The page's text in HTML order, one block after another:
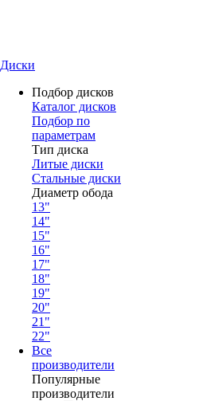
Диски
Подбор дисков
Каталог дисков
Подбор по
параметрам
Тип диска
Литые диски
Стальные диски
Диаметр обода
13"
14"
15"
16"
17"
18"
19"
20"
21"
22"
Все
производители
Популярные
производители